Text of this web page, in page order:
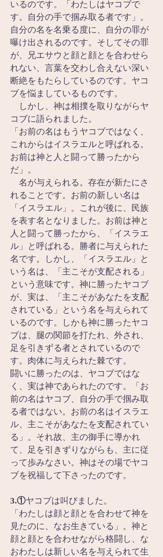
いるのです。「わたしはヤコブで
す。自分の手で掴み取る者です」。
自分の名を名乗る度に、自分の罪が
曝け出されるのです。そしてその罪
が、兄エサウと顔と顔とを合わせら
れない、言葉を交わし合えない深い
断絶をもたらしているのです。ヤコ
ブを悩ましているものです。
しかし、神は相撲を取りながらヤ
コブに語られました。
「お前の名はもうヤコブではなく、
これからはイスラエルと呼ばれる。
お前は神と人と闘って勝ったから
だ」。
名が与えられる。存在が新たにさ
れることです。お前の新しい名は
「イスラエル」。これが後に、民族
を表す名となりました。お前は神と
人と闘って勝ったから、「イスラエ
ル」と呼ばれる。勝者に与えられた
名です。しかし、「イスラエル」と
いう名は、「主こそが支配される」
という意味です。神に勝ったヤコブ
が、実は、「主こそがあなたを支配
されている」という名を与えられて
いるのです。しかも神に勝ったヤコ
ブは、腿の関節を打たれ、外され、
足を引きずる者とされているので
す。肉体に与えられた棘です。
闘いに勝ったのは、ヤコブではな
く、実は神であられたのです。「お
前の名はヤコブ、自分の手で掴み取
る者ではない。お前の名はイスラエ
ル、主こそがあなたを支配されてい
る」。それ故、主の御手に導かれ
て、足を引きずりながらも、主に従
って歩みなさい。神はその場でヤコ
ブを祝福して下さったのです。
3.①ヤコブは叫びました。
「わたしは顔と顔とを合わせて神を
見たのに、なお生きている」。神と
顔と顔とを合わせながら格闘し、な
おわたしは新しい名を与えられて生